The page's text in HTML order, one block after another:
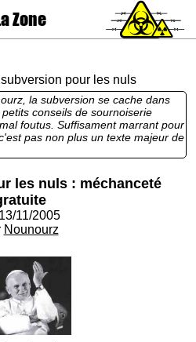
Zone
subversion pour les nuls
la subversion se cache dans
conseils de sournoiserie
foutus. Suffisament marrant pour
pas non plus un texte majeur de
les nuls : méchanceté
11/2005
Nounourz